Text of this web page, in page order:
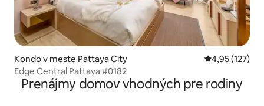
Kondo v meste Pattaya City Priemerné
4,95 (127)
Edge Central Pattaya #0182
Prenájmy domov vhodných pre rodiny